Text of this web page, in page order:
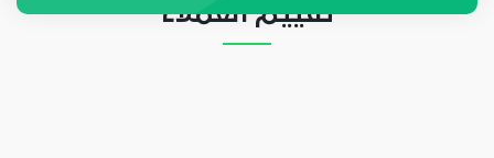
تقييم العملاء